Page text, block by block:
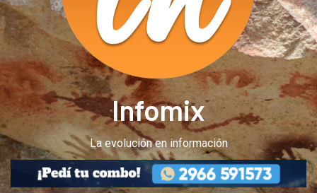
Infomix
La evolución en información